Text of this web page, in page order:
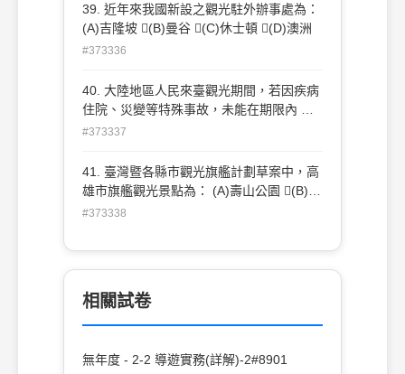
39. 近年來我國新設之觀光駐外辦事處為：
(A)吉隆坡 (B)曼谷 (C)休士頓 (D)澳洲
#373336
40. 大陸地區人民來臺觀光期間，若因疾病
住院、災變等特殊事故，未能在期限內 出
境者，代申請旅行業應該向那個機關申請延
會 (B)內政部入出國及移民署 (D)財團法
人海峽兩岸交流基金會
#373337
41. 臺灣暨各縣市觀光旗艦計劃草案中，高
雄市旗艦觀光景點為： (A)壽山公園 (B)旗
#373338
相關試卷
無年度 - 2-2 導遊實務(詳解)-2#8901